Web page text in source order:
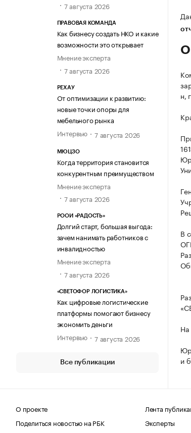
7 августа 2026
ПРАВОВАЯ КОМАНДА
Как бизнесу создать НКО и какие
возможности это открывает
Мнение эксперта
7 августа 2026
РЕХАУ
От оптимизации к развитию:
новые точки опоры для
мебельного рынка
Интервью
7 августа 2026
МЮЦЗО
Когда территория становится
конкурентным преимуществом
Мнение эксперта
7 августа 2026
РООИ «РАДОСТЬ»
Долгий старт, большая выгода:
зачем нанимать работников с
инвалидностью
Мнение эксперта
7 августа 2026
«СВЕТОФОР ЛОГИСТИКА»
Как цифровые логистические
платформы помогают бизнесу
экономить деньги
Интервью
7 августа 2026
Все публикации
н,
В
На
и
О проекте
Поделиться новостью на РБК
Лента
Эксперты